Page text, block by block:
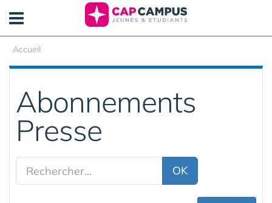
Accueil
Abonnements
Presse
OK
Panneau de gestion des cookies